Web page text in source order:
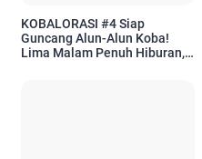
KOBALORASI #4 Siap
Guncang Alun-Alun Koba!
Lima Malam Penuh Hiburan,